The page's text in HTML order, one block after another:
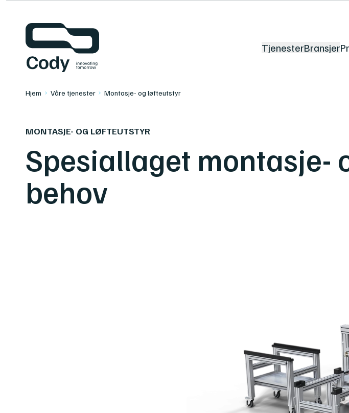
TjenesterBransjer
TITAAN
Hjem Våre tjenester Montasje- og løfteutstyr
MONTASJE- OG LØFTEUTSTYR
Spesiallaget montasje-
behov